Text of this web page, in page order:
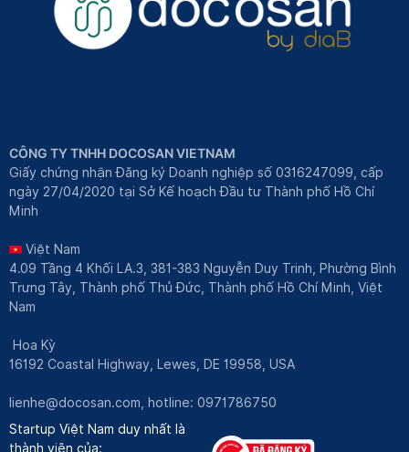
CÔNG TY TNHH DOCOSAN VIETNAM
Giấy chứng nhận Đăng ký Doanh nghiệp số 0316247099, cấp
ngày 27/04/2020 tại Sở Kế hoạch Đầu tư Thành phố Hồ Chí
Minh
Việt Nam
4.09 Tầng 4 Khối LA.3, 381-383 Nguyễn Duy Trinh, Phường Bình
Trưng Tây, Thành phố Thủ Đức, Thành phố Hồ Chí Minh, Việt
Nam
Hoa Kỳ
16192 Coastal Highway, Lewes, DE 19958, USA
lienhe@docosan.com, hotline: 0971786750
Startup Việt Nam duy nhất là
thành viên của: